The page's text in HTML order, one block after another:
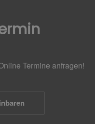
Termine anfragen!